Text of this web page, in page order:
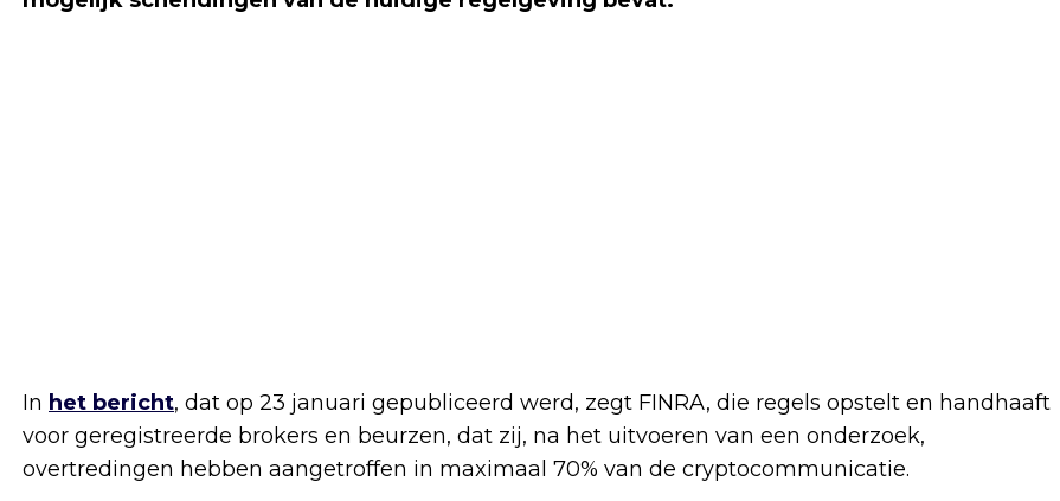
In het bericht, dat op 23 januari gepubliceerd werd, zegt FINRA, die regels opstelt en handhaaft
voor geregistreerde brokers en beurzen, dat zij, na het uitvoeren van een onderzoek,
overtredingen hebben aangetroffen in maximaal 70% van de cryptocommunicatie.